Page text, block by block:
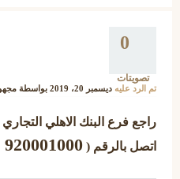
0
تصويتات
تم الرد عليه ديسمبر 20، 2019 بواسطة
راجع فرع البنك الاهلي التجاري
اتصل بالرقم ( 920001000